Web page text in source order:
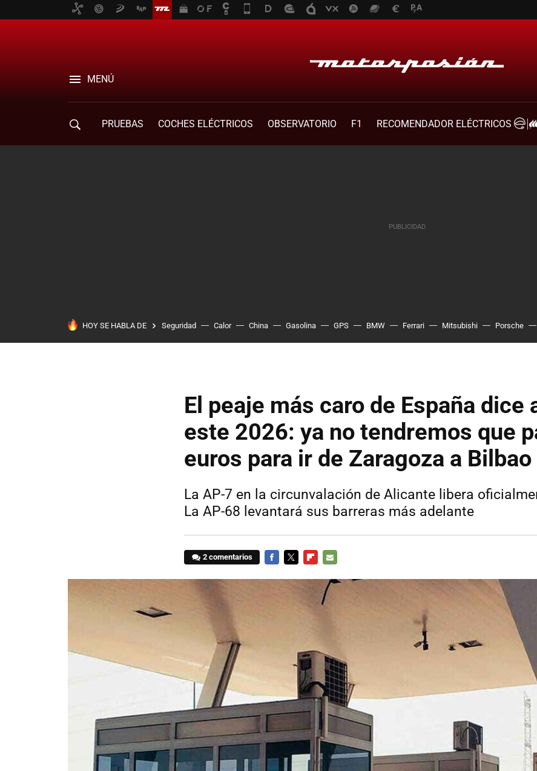
MENÚ
PRUEBAS COCHES ELÉCTRICOS OBSERVATORIO F1
RECOMENDADOR ELÉCTRICOS
HOY SE HABLA DE Seguridad Calor China Gasolina GPS BMW Ferrari Mitsubishi Porsche
El peaje más caro de España dice
este 2026: ya no tendremos que
euros para ir de Zaragoza a Bilbao
La AP-7 en la circunvalación de Alicante libera
La AP-68 levantará sus barreras más adelante
2 comentarios
MAIL